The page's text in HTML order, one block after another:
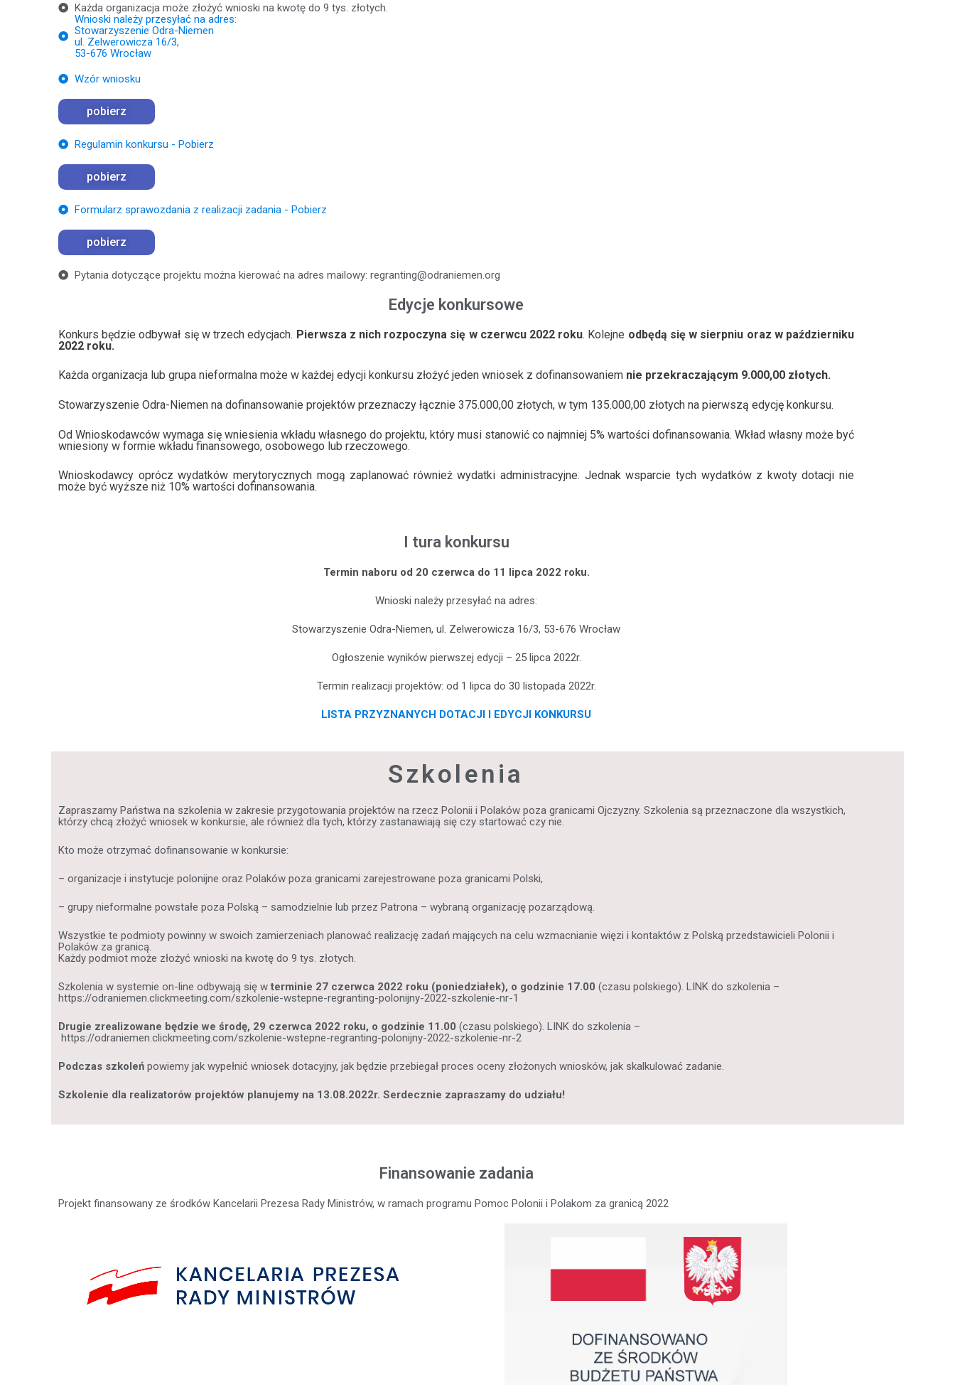
Każda organizacja może złożyć wnioski na kwotę do 9 tys. złotych.
Wnioski należy przesyłać na adres:
Stowarzyszenie Odra-Niemen
ul. Zelwerowicza 16/3,
53-676 Wrocław
Wzór wniosku
pobierz
Regulamin konkursu - Pobierz
pobierz
Formularz sprawozdania z realizacji zadania - Pobierz
pobierz
Pytania dotyczące projektu można kierować na adres mailowy: regranting@odraniemen.org
Edycje konkursowe
Konkurs będzie odbywał się w trzech edycjach. Pierwsza z nich rozpoczyna się w czerwcu 2022 roku. Kolejne odbędą się w sierpniu oraz w październiku
2022 roku.
Każda organizacja lub grupa nieformalna może w każdej edycji konkursu złożyć jeden wniosek z dofinansowaniem nie przekraczającym 9.000,00 złotych.
Stowarzyszenie Odra-Niemen na dofinansowanie projektów przeznaczy łącznie 375.000,00 złotych, w tym 135.000,00 złotych na pierwszą edycję konkursu.
Od Wnioskodawców wymaga się wniesienia wkładu własnego do projektu, który musi stanowić co najmniej 5% wartości dofinansowania. Wkład własny może być
wniesiony w formie wkładu finansowego, osobowego lub rzeczowego.
Wnioskodawcy oprócz wydatków merytorycznych mogą zaplanować również wydatki administracyjne. Jednak wsparcie tych wydatków z kwoty dotacji nie
może być wyższe niż 10% wartości dofinansowania.
I tura konkursu
Termin naboru od 20 czerwca do 11 lipca 2022 roku.
Wnioski należy przesyłać na adres:
Stowarzyszenie Odra-Niemen, ul. Zelwerowicza 16/3, 53-676 Wrocław
Ogłoszenie wyników pierwszej edycji – 25 lipca 2022r.
Termin realizacji projektów: od 1 lipca do 30 listopada 2022r.
LISTA PRZYZNANYCH DOTACJI I EDYCJI KONKURSU
Szkolenia
Zapraszamy Państwa na szkolenia w zakresie przygotowania projektów na rzecz Polonii i Polaków poza granicami Ojczyzny. Szkolenia są przeznaczone dla wszystkich,
którzy chcą złożyć wniosek w konkursie, ale również dla tych, którzy zastanawiają się czy startować czy nie.
Kto może otrzymać dofinansowanie w konkursie:
– organizacje i instytucje polonijne oraz Polaków poza granicami zarejestrowane poza granicami Polski,
– grupy nieformalne powstałe poza Polską – samodzielnie lub przez Patrona – wybraną organizację pozarządową.
Wszystkie te podmioty powinny w swoich zamierzeniach planować realizację zadań mających na celu wzmacnianie więzi i kontaktów z Polską przedstawicieli Polonii i
Polaków za granicą.
Każdy podmiot może złożyć wnioski na kwotę do 9 tys. złotych.
Szkolenia w systemie on-line odbywają się w terminie 27 czerwca 2022 roku (poniedziałek), o godzinie 17.00 (czasu polskiego). LINK do szkolenia –
https://odraniemen.clickmeeting.com/szkolenie-wstepne-regranting-polonijny-2022-szkolenie-nr-1
Drugie zrealizowane będzie we środę, 29 czerwca 2022 roku, o godzinie 11.00 (czasu polskiego). LINK do szkolenia –
https://odraniemen.clickmeeting.com/szkolenie-wstepne-regranting-polonijny-2022-szkolenie-nr-2
Podczas szkoleń powiemy jak wypełnić wniosek dotacyjny, jak będzie przebiegał proces oceny złożonych wniosków, jak skalkulować zadanie.
Szkolenie dla realizatorów projektów planujemy na 13.08.2022r. Serdecznie zapraszamy do udziału!
Finansowanie zadania
Projekt finansowany ze środków Kancelarii Prezesa Rady Ministrów, w ramach programu Pomoc Polonii i Polakom za granicą 2022